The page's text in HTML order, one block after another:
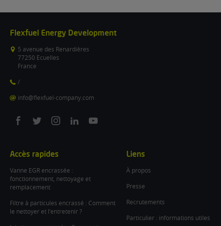
Flexfuel Energy Development
5 avenue des Renardières
77250 Ecuelles
France
/
info@flexfuel-company.com
On
On
On
On
On
Accès rapides
Vanne EGR encrassée :
fonctionnement, nettoyage et
remplacement
Filtre à particules encrassé : Comment
le nettoyer et l’entretenir ?
Liens
À propos
Presse
Recrutements
Particulier : informations utiles